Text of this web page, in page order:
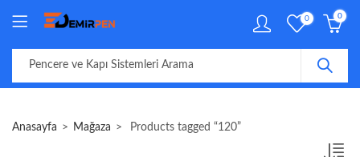
0 0
Anasayfa Mağaza Products tagged “120”